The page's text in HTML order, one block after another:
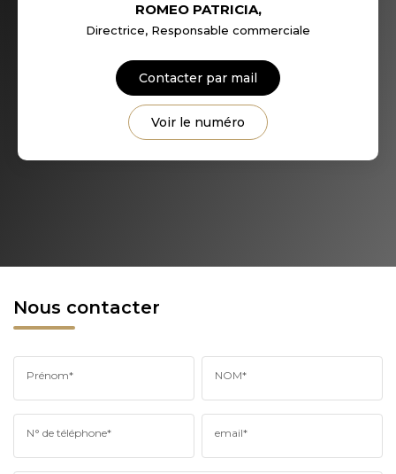
ROMEO PATRICIA,
Directrice, Responsable commerciale
Contacter par mail
Voir le numéro
Nous contacter
Prénom* NOM*
N° de téléphone* email*